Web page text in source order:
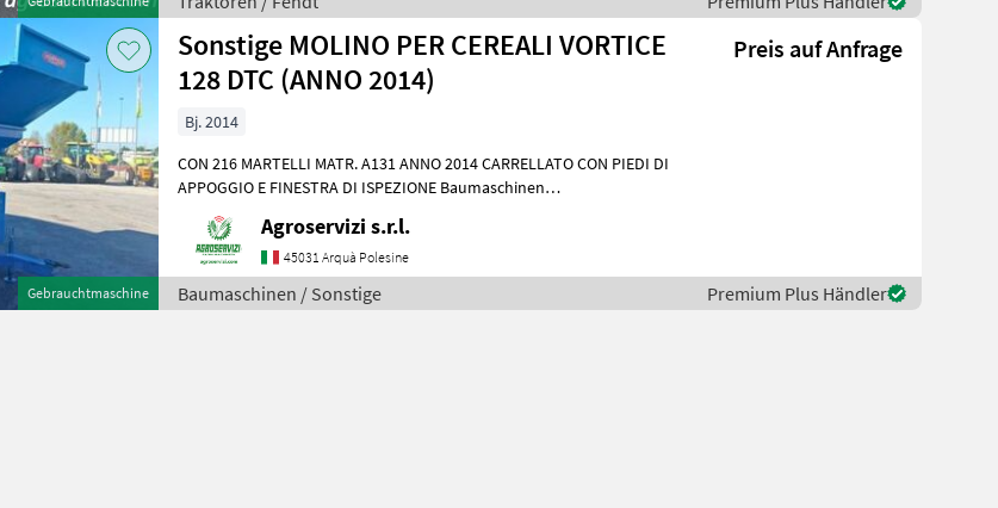
Gebrauchtmaschine
Sonstige MOLINO PER CEREALI VORTICE
128 DTC (ANNO 2014)
Preis auf Anfrage
Bj. 2014
CON 216 MARTELLI MATR. A131 ANNO 2014 CARRELLATO CON PIEDI DI
APPOGGIO E FINESTRA DI ISPEZIONE Baumaschinen
Agroservizi s.r.l.
45031 Arquà Polesine
Baumaschinen / Sonstige Premium Plus Händler